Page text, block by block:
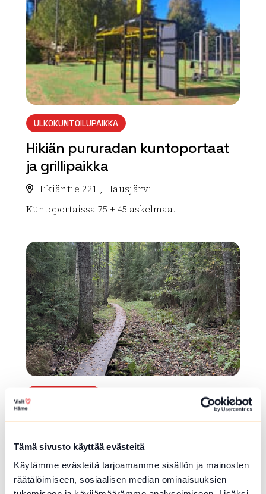
Tämä sivusto käyttää evästeitä
Käytämme evästeitä tarjoamamme sisällön ja mainosten
räätälöimiseen, sosiaalisen median ominaisuuksien
ULKOKUNTOILUPAIKKA
Hikiän pururadan kuntoportaat
ja grillipaikka
Hikiäntie 221 , Hausjärvi
Kuntoportaissa 75 + 45 askelmaa.
array(0) { }
Kävelyreitti Vanajanniemen
Vanajaniementie 214-244 , Hattula
Viehättävän Vanajanniemen virkistysalueen k